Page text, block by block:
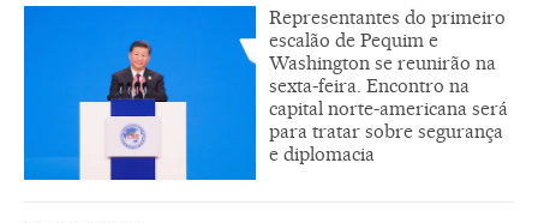
Representantes do primeiro
escalão de Pequim e
Washington se reunirão na
sexta-feira. Encontro na
capital norte-americana será
para tratar sobre segurança
e diplomacia